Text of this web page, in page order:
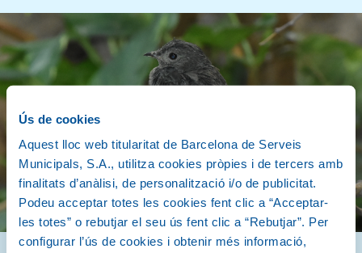
Ús de cookies
Aquest lloc web titularitat de Barcelona de Serveis
Municipals, S.A., utilitza cookies pròpies i de tercers amb
finalitats d’anàlisi, de personalització i/o de publicitat.
Podeu acceptar totes les cookies fent clic a “Acceptar-
les totes” o rebutjar el seu ús fent clic a “Rebutjar”. Per
configurar l’ús de cookies i obtenir més informació,